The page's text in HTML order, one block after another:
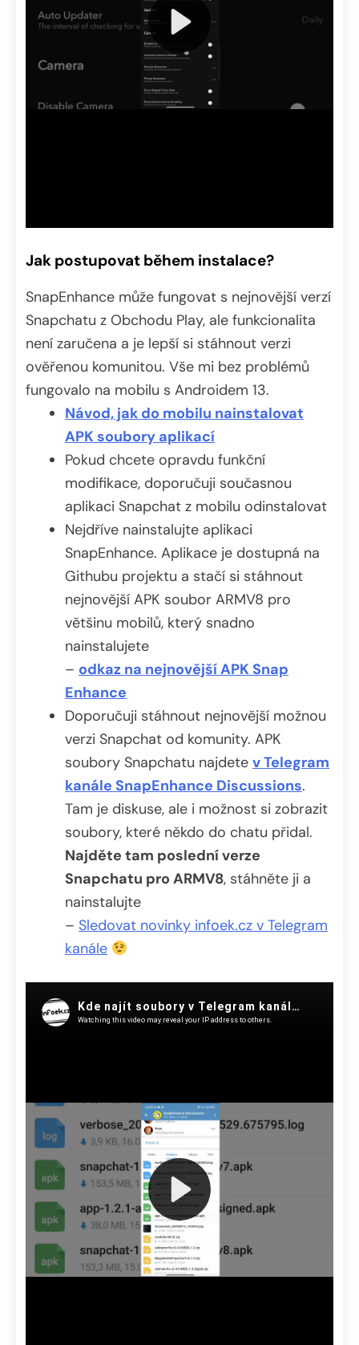
Jak postupovat během instalace?
SnapEnhance může fungovat s nejnovější verzí
Snapchatu z Obchodu Play, ale funkcionalita
není zaručena a je lepší si stáhnout verzi
ověřenou komunitou. Vše mi bez problémů
fungovalo na mobilu s Androidem 13.
Návod, jak do mobilu nainstalovat
APK soubory aplikací
Pokud chcete opravdu funkční
modifikace, doporučuji současnou
aplikaci Snapchat z mobilu odinstalovat
Nejdříve nainstalujte aplikaci
SnapEnhance. Aplikace je dostupná na
Githubu projektu a stačí si stáhnout
nejnovější APK soubor ARMV8 pro
většinu mobilů, který snadno
nainstalujete
– odkaz na nejnovější APK Snap
Enhance
Doporučuji stáhnout nejnovější možnou
verzi Snapchat od komunity. APK
soubory Snapchatu najdete v Telegram
kanále SnapEnhance Discussions.
Tam je diskuse, ale i možnost si zobrazit
soubory, které někdo do chatu přidal.
Najděte tam poslední verze
Snapchatu pro ARMV8, stáhněte ji a
nainstalujte
– Sledovat novinky infoek.cz v Telegram
kanále